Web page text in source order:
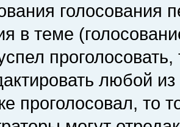
голосования
в теме
любой
проголосовал, то